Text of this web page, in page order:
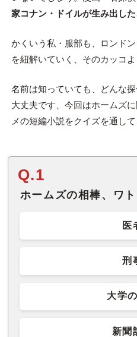
家コナン・ドイルが生み出し
かくいう私・服部も、ロンド
を紐解いていく、そのカッコ
名前は知っていても、どんな
大丈夫です、今回はホームズ
メの短編小説をクイズを通して
Q.1
ホームズの相棒、ワ
医
刑
大学
新聞